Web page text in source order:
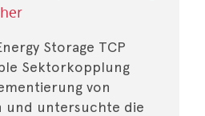
Storage TCP
Sektorkopplung
von
und untersuchte die